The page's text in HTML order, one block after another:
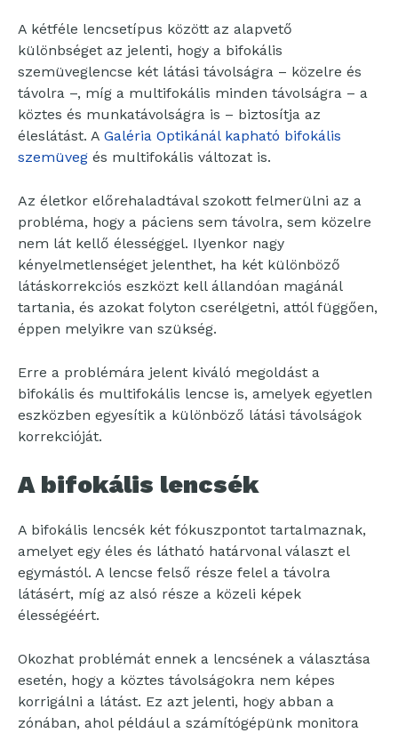
A kétféle lencsetípus között az alapvető
különbséget az jelenti, hogy a bifokális
szemüveglencse két látási távolságra – közelre és
távolra –, míg a multifokális minden távolságra – a
köztes és munkatávolságra is – biztosítja az
éleslátást. A Galéria Optikánál kapható bifokális
szemüveg és multifokális változat is.
Az életkor előrehaladtával szokott felmerülni az a
probléma, hogy a páciens sem távolra, sem közelre
nem lát kellő élességgel. Ilyenkor nagy
kényelmetlenséget jelenthet, ha két különböző
látáskorrekciós eszközt kell állandóan magánál
tartania, és azokat folyton cserélgetni, attól függően,
éppen melyikre van szükség.
Erre a problémára jelent kiváló megoldást a
bifokális és multifokális lencse is, amelyek egyetlen
eszközben egyesítik a különböző látási távolságok
korrekcióját.
A bifokális lencsék
A bifokális lencsék két fókuszpontot tartalmaznak,
amelyet egy éles és látható határvonal választ el
egymástól. A lencse felső része felel a távolra
látásért, míg az alsó része a közeli képek
élességéért.
Okozhat problémát ennek a lencsének a választása
esetén, hogy a köztes távolságokra nem képes
korrigálni a látást. Ez azt jelenti, hogy abban a
zónában, ahol például a számítógépünk monitora